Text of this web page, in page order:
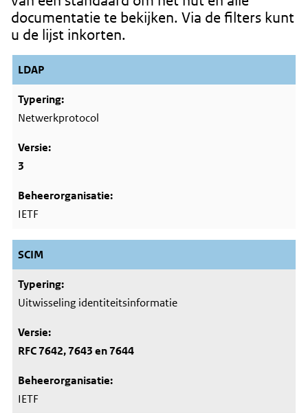
documentatie te bekijken. Via de filters kunt
u de lijst inkorten.
LDAP
Netwerkprotocol
3
IETF
SCIM
Uitwisseling identiteitsinformatie
RFC 7642, 7643 en 7644
IETF